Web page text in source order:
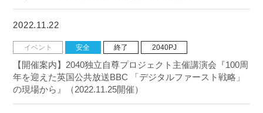
2022.11.22
イベント 安全 終了 2040PJ
【開催案内】2040独立自尊プロジェクト主催講演会『100周
年を迎えた英国公共放送BBC 「デジタルファースト戦略」
の現場から』（2022.11.25開催）